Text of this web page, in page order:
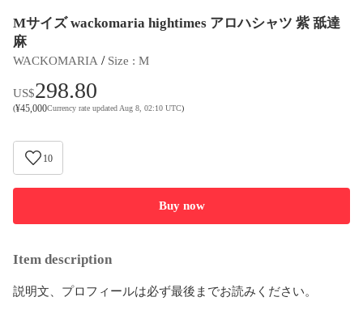
Mサイズ wackomaria hightimes アロハシャツ 紫 舐達
麻
WACKOMARIA / Size : M
US$298.80
(¥45,000Currency rate updated Aug 8, 02:10 UTC)
10
Buy now
Item description
説明文、プロフィールは必ず最後までお読みください。